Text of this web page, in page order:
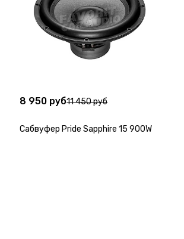
8 950 руб11 450 руб
Сабвуфер Pride Sapphire 15 900W